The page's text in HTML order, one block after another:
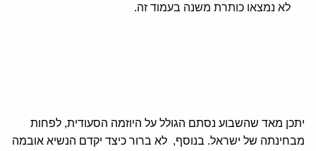
לא נמצאו כותרת משנה בעמוד זה.
יתכן מאד שהשבוע נסתם הגולל על היוזמה הסעודית, לפחות
מבחינתה של ישראל. בנוסף, לא ברור כיצד יקדם הנשיא אובמה